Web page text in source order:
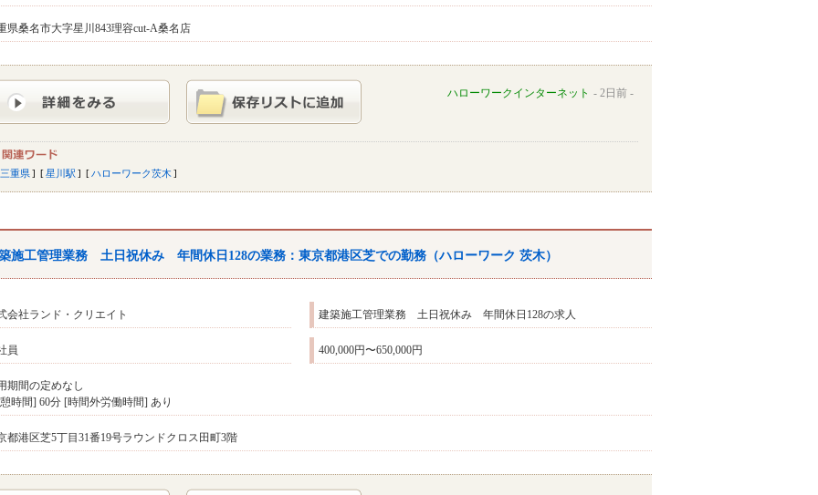
県桑名市大字星川843理容cut-A桑名店
ハローワークインターネット 2日前
三重県 星川駅 ハローワーク茨木
施工管理業務 土日祝休み 年間休日128の業務：東京都港区芝での勤務（ハローワーク 茨木）
会社ランド・クリエイト 建築施工管理業務 土日祝休み 年間休日128の求人
員 400,000円〜650,000円
期間の定めなし
時間] 60分 [時間外労働時間] あり
都港区芝5丁目31番19号ラウンドクロス田町3階